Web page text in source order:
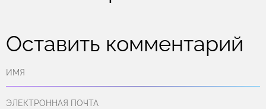
Оставить комментарий